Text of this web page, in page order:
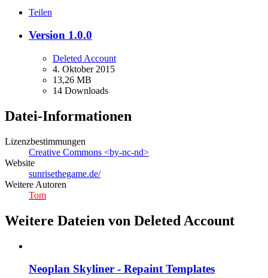
Teilen
Version 1.0.0
Deleted Account
4. Oktober 2015
13,26 MB
14 Downloads
Datei-Informationen
Lizenzbestimmungen
Creative Commons <by-nc-nd>
Website
sunrisethegame.de/
Weitere Autoren
Tom
Weitere Dateien von Deleted Account
Neoplan Skyliner - Repaint Templates